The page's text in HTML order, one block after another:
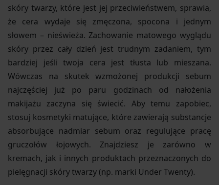
skóry twarzy, które jest jej przeciwieństwem, sprawia,
że cera wydaje się zmęczona, spocona i jednym
słowem – nieświeża. Zachowanie matowego wyglądu
skóry przez cały dzień jest trudnym zadaniem, tym
bardziej jeśli twoja cera jest tłusta lub mieszana.
Wówczas na skutek wzmożonej produkcji sebum
najczęściej już po paru godzinach od nałożenia
makijażu zaczyna się świecić. Aby temu zapobiec,
stosuj kosmetyki matujące, które zawierają substancje
absorbujące nadmiar sebum oraz regulujące pracę
gruczołów łojowych. Znajdziesz je zarówno w
kremach, jak i innych produktach przeznaczonych do
pielęgnacji skóry twarzy (np. marki Under Twenty).